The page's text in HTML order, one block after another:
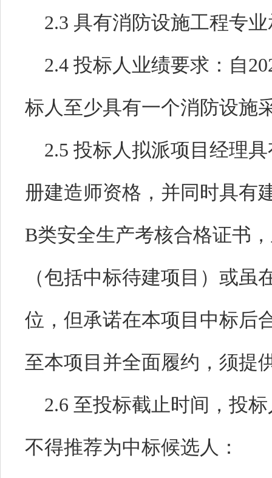
2.3 具有消防设施工程专
2.4 投标人业绩要求：自
标人至少具有一个消防设施
2.5 投标人拟派项目经理
册建造师资格，并同时具有
B类安全生产考核合格证书
（包括中标待建项目）或
位，但承诺在本项目中标后
至本项目并全面履约，须提
2.6 至投标截止时间，投
不得推荐为中标候选人：